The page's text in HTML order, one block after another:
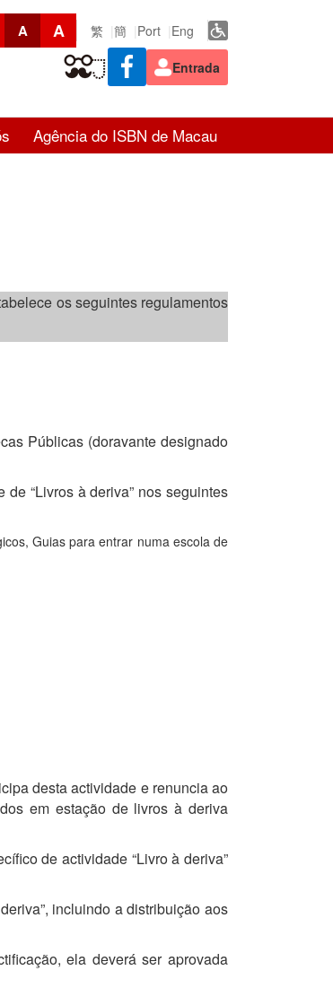
A A 繁 簡 Port Eng
Entrada
Agência do ISBN de Macau
os seguintes regulamentos
Públicas (doravante designado
“Livros à deriva” nos seguintes
Guias para entrar numa escola de
desta actividade e renuncia ao
em estação de livros à deriva
de actividade “Livro à deriva”
incluindo a distribuição aos
ela deverá ser aprovada